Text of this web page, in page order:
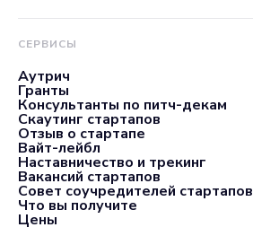
СЕРВИСЫ
Аутрич
Гранты
Консультанты по питч-декам
Скаутинг стартапов
Отзыв о стартапе
Вайт-лейбл
Наставничество и трекинг
Вакансий стартапов
Совет соучредителей стартапов
Что вы получите
Цены